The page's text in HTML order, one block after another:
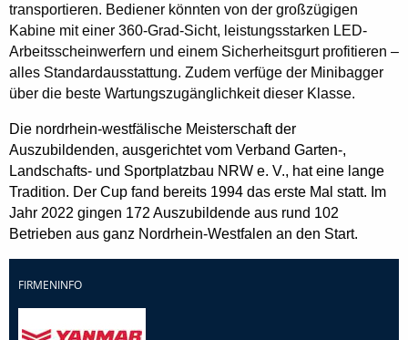
transportieren. Bediener könnten von der großzügigen
Kabine mit einer 360-Grad-Sicht, leistungsstarken LED-
Arbeitsscheinwerfern und einem Sicherheitsgurt profitieren –
alles Standardausstattung. Zudem verfüge der Minibagger
über die beste Wartungszugänglichkeit dieser Klasse.
Die nordrhein-westfälische Meisterschaft der
Auszubildenden, ausgerichtet vom Verband Garten-,
Landschafts- und Sportplatzbau NRW e. V., hat eine lange
Tradition. Der Cup fand bereits 1994 das erste Mal statt. Im
Jahr 2022 gingen 172 Auszubildende aus rund 102
Betrieben aus ganz Nordrhein-Westfalen an den Start.
FIRMENINFO